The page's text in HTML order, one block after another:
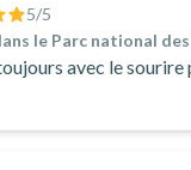
5/5
le Parc national
avec le sourire